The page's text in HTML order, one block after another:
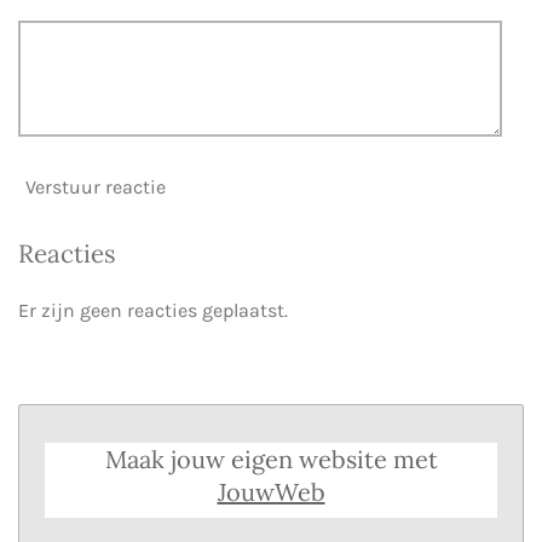
Verstuur reactie
Reacties
Er zijn geen reacties geplaatst.
Maak jouw eigen website met
JouwWeb